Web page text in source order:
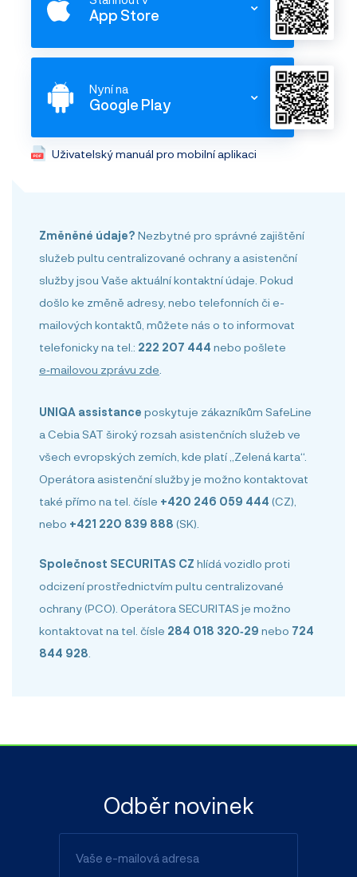
App Store
Nyní na
Google Play
Uživatelský manuál pro mobilní aplikaci
Změněné údaje? Nezbytné pro správné zajištění
služeb pultu centralizované ochrany a asistenční
služby jsou Vaše aktuální kontaktní údaje. Pokud
došlo ke změně adresy, nebo telefonních či e-
mailových kontaktů, můžete nás o to informovat
telefonicky na tel.: 222 207 444 nebo pošlete
e‑mailovou zprávu zde.
UNIQA assistance poskytuje zákazníkům SafeLine
a Cebia SAT široký rozsah asistenčních služeb ve
všech evropských zemích, kde platí „Zelená karta“.
Operátora asistenční služby je možno kontaktovat
také přímo na tel. čísle +420 246 059 444 (CZ),
nebo +421 220 839 888 (SK).
Společnost SECURITAS CZ hlídá vozidlo proti
odcizení prostřednictvím pultu centralizované
ochrany (PCO). Operátora SECURITAS je možno
kontaktovat na tel. čísle 284 018 320‑29 nebo 724
844 928
Odběr novinek